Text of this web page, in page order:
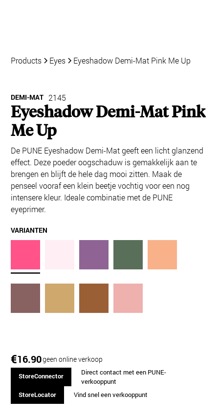
Products Eyes Eyeshadow Demi-Mat Pink Me Up
DEMI-MAT 2145
Eyeshadow Demi-Mat Pink
Me Up
De PUNE Eyeshadow Demi-Mat geeft een licht glanzend
effect. Deze poeder oogschaduw is gemakkelijk aan te
brengen en blijft de hele dag mooi zitten. Maak de
penseel vooraf een klein beetje vochtig voor een nog
intensere kleur. Ideale combinatie met de PUNE
eyeprimer.
VARIANTEN
€16.90geen online verkoop
StoreConnector
Direct contact met een PUNE-
verkooppunt
StoreLocator
Vind snel een verkooppunt